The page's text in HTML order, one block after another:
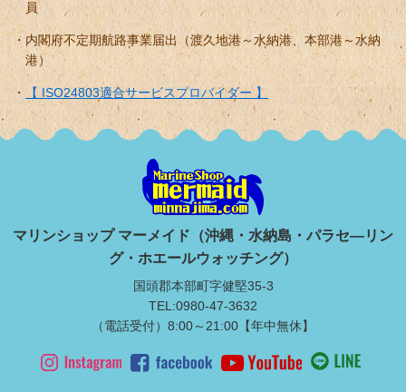
員
内閣府不定期航路事業届出（渡久地港～水納港、本部港～水納
港）
【 ISO24803適合サービスプロバイダー 】
マリンショップ マーメイド（沖縄・水納島・パラセ―リン
グ・ホエールウォッチング）
国頭郡本部町字健堅35-3
TEL:0980-47-3632
（電話受付）8:00～21:00【年中無休】